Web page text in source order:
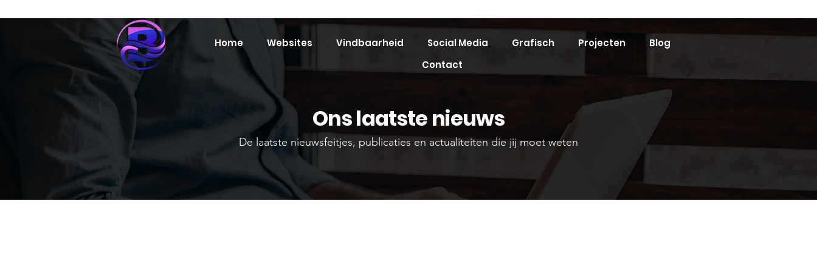
Home Websites Vindbaarheid Social Media Grafisch Projecten
Blog
Contact
Ons laatste nieuws
De laatste nieuwsfeitjes, publicaties en actualiteiten die jij moet weten